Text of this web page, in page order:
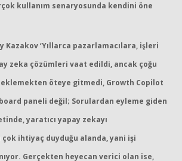
kullanım senaryosunda kendini öne
Kazakov ‘Yıllarca pazarlamacılara, işleri
zeka çözümleri vaat edildi, ancak çoğu
öteye gitmedi, Growth Copilot
paneli değil; Sorulardan eyleme giden
yaratıcı yapay zekayı
çok ihtiyaç duyduğu alanda, yani işi
Gerçekten heyecan verici olan ise,